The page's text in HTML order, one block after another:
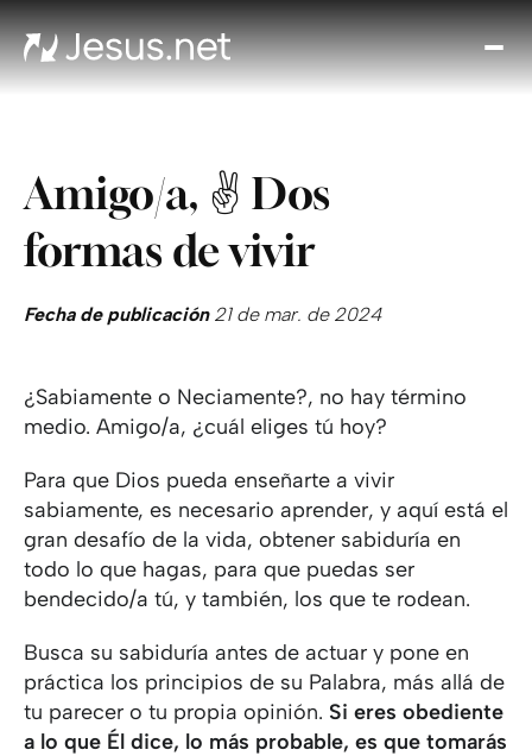
Amigo/a, ✌️ Dos
formas de vivir
Fecha de publicación21 de mar. de 2024
¿Sabiamente o Neciamente?, no hay término
medio. Amigo/a, ¿cuál eliges tú hoy?
Para que Dios pueda enseñarte a vivir
sabiamente, es necesario aprender, y aquí está el
gran desafío de la vida, obtener sabiduría en
todo lo que hagas, para que puedas ser
bendecido/a tú, y también, los que te rodean.
Busca su sabiduría antes de actuar y pone en
práctica los principios de su Palabra, más allá de
tu parecer o tu propia opinión. Si eres obediente
a lo que Él dice, lo más probable, es que tomarás